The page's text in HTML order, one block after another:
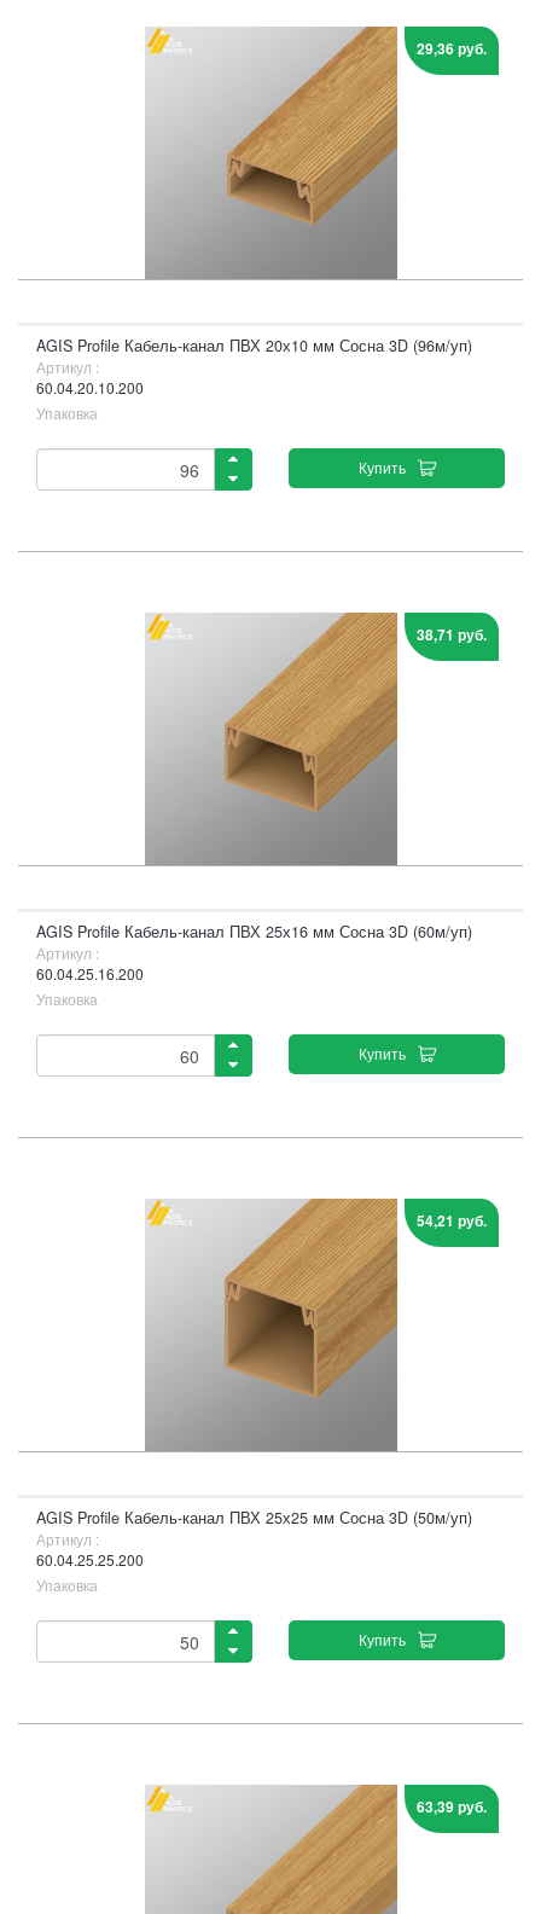
29,36 руб.
AGIS Profile Кабель-канал ПВХ 20х10 мм Сосна 3D (96м/уп)
Артикул :
60.04.20.10.200
Упаковка
Купить
38,71 руб.
AGIS Profile Кабель-канал ПВХ 25х16 мм Сосна 3D (60м/уп)
Артикул :
60.04.25.16.200
Упаковка
Купить
54,21 руб.
AGIS Profile Кабель-канал ПВХ 25х25 мм Сосна 3D (50м/уп)
Артикул :
60.04.25.25.200
Упаковка
Купить
63,39 руб.